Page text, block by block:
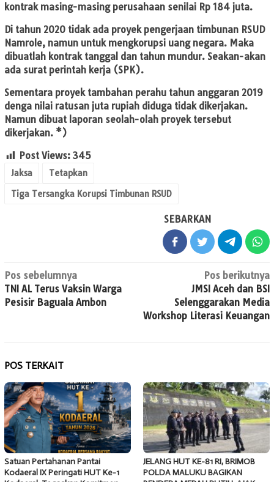
kontrak masing-masing perusahaan senilai Rp 184 juta.
Di tahun 2020 tidak ada proyek pengerjaan timbunan RSUD
Namrole, namun untuk mengkorupsi uang negara. Maka
dibuatlah kontrak tanggal dan tahun mundur. Seakan-akan
ada surat perintah kerja (SPK).
Sementara proyek tambahan perahu tahun anggaran 2019
denga nilai ratusan juta rupiah diduga tidak dikerjakan.
Namun dibuat laporan seolah-olah proyek tersebut
dikerjakan. *)
Post Views: 345
Jaksa
Tetapkan
Tiga Tersangka Korupsi Timbunan RSUD
SEBARKAN
Navigasi
pos
Pos sebelumnya
TNI AL Terus Vaksin Warga
Pesisir Baguala Ambon
Pos berikutnya
JMSI Aceh dan BSI
Selenggarakan Media
Workshop Literasi Keuangan
POS TERKAIT
Satuan Pertahanan Pantai
Kodaeral IX Peringati HUT Ke-1
JELANG HUT KE-81 RI, BRIMOB
POLDA MALUKU BAGIKAN